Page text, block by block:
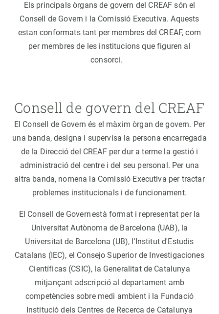
Els principals òrgans de govern del CREAF són el
Consell de Govern i la Comissió Executiva. Aquests
estan conformats tant per membres del CREAF, com
per membres de les institucions que figuren al
consorci.
Consell de govern del CREAF
El Consell de Govern és el màxim òrgan de govern. Per
una banda, designa i supervisa la persona encarregada
de la Direcció del CREAF per dur a terme la gestió i
administració del centre i del seu personal. Per una
altra banda, nomena la Comissió Executiva per tractar
problemes institucionals i de funcionament.
El Consell de Govern està format i representat per la
Universitat Autònoma de Barcelona (UAB), la
Universitat de Barcelona (UB), l'Institut d'Estudis
Catalans (IEC), el Consejo Superior de Investigaciones
Científicas (CSIC), la Generalitat de Catalunya
mitjançant adscripció al departament amb
competències sobre medi ambient i la Fundació
Institució dels Centres de Recerca de Catalunya